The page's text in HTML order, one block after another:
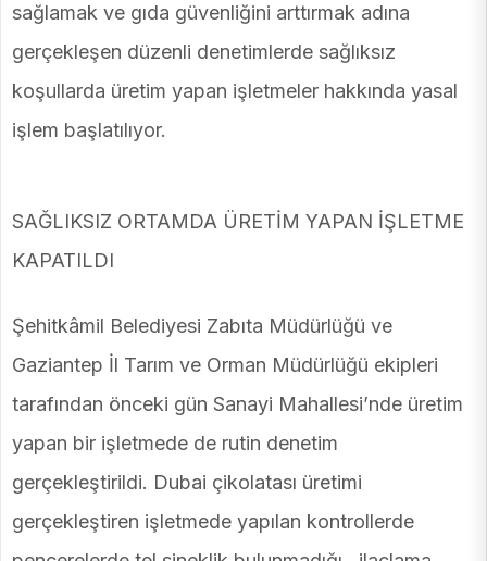
sağlamak ve gıda güvenliğini arttırmak adına
gerçekleşen düzenli denetimlerde sağlıksız
koşullarda üretim yapan işletmeler hakkında yasal
işlem başlatılıyor.
SAĞLIKSIZ ORTAMDA ÜRETİM YAPAN İŞLETME
KAPATILDI
Şehitkâmil Belediyesi Zabıta Müdürlüğü ve
Gaziantep İl Tarım ve Orman Müdürlüğü ekipleri
tarafından önceki gün Sanayi Mahallesi’nde üretim
yapan bir işletmede de rutin denetim
gerçekleştirildi. Dubai çikolatası üretimi
gerçekleştiren işletmede yapılan kontrollerde